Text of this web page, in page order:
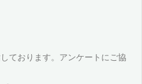
ております。アンケートにご協